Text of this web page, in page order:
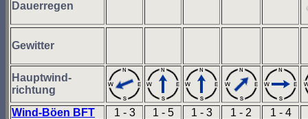
Dauerregen
Gewitter
Hauptwind-
richtung
Wind-Böen BFT
1 - 3 1 - 5 1 - 3 1 - 2
1 - 4